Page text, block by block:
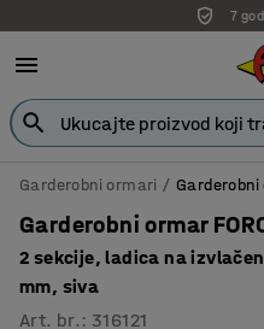
7
Garderobni ormari
Garderobni ormar
2 sekcije, ladica na
mm, siva
Art. br. : 316121